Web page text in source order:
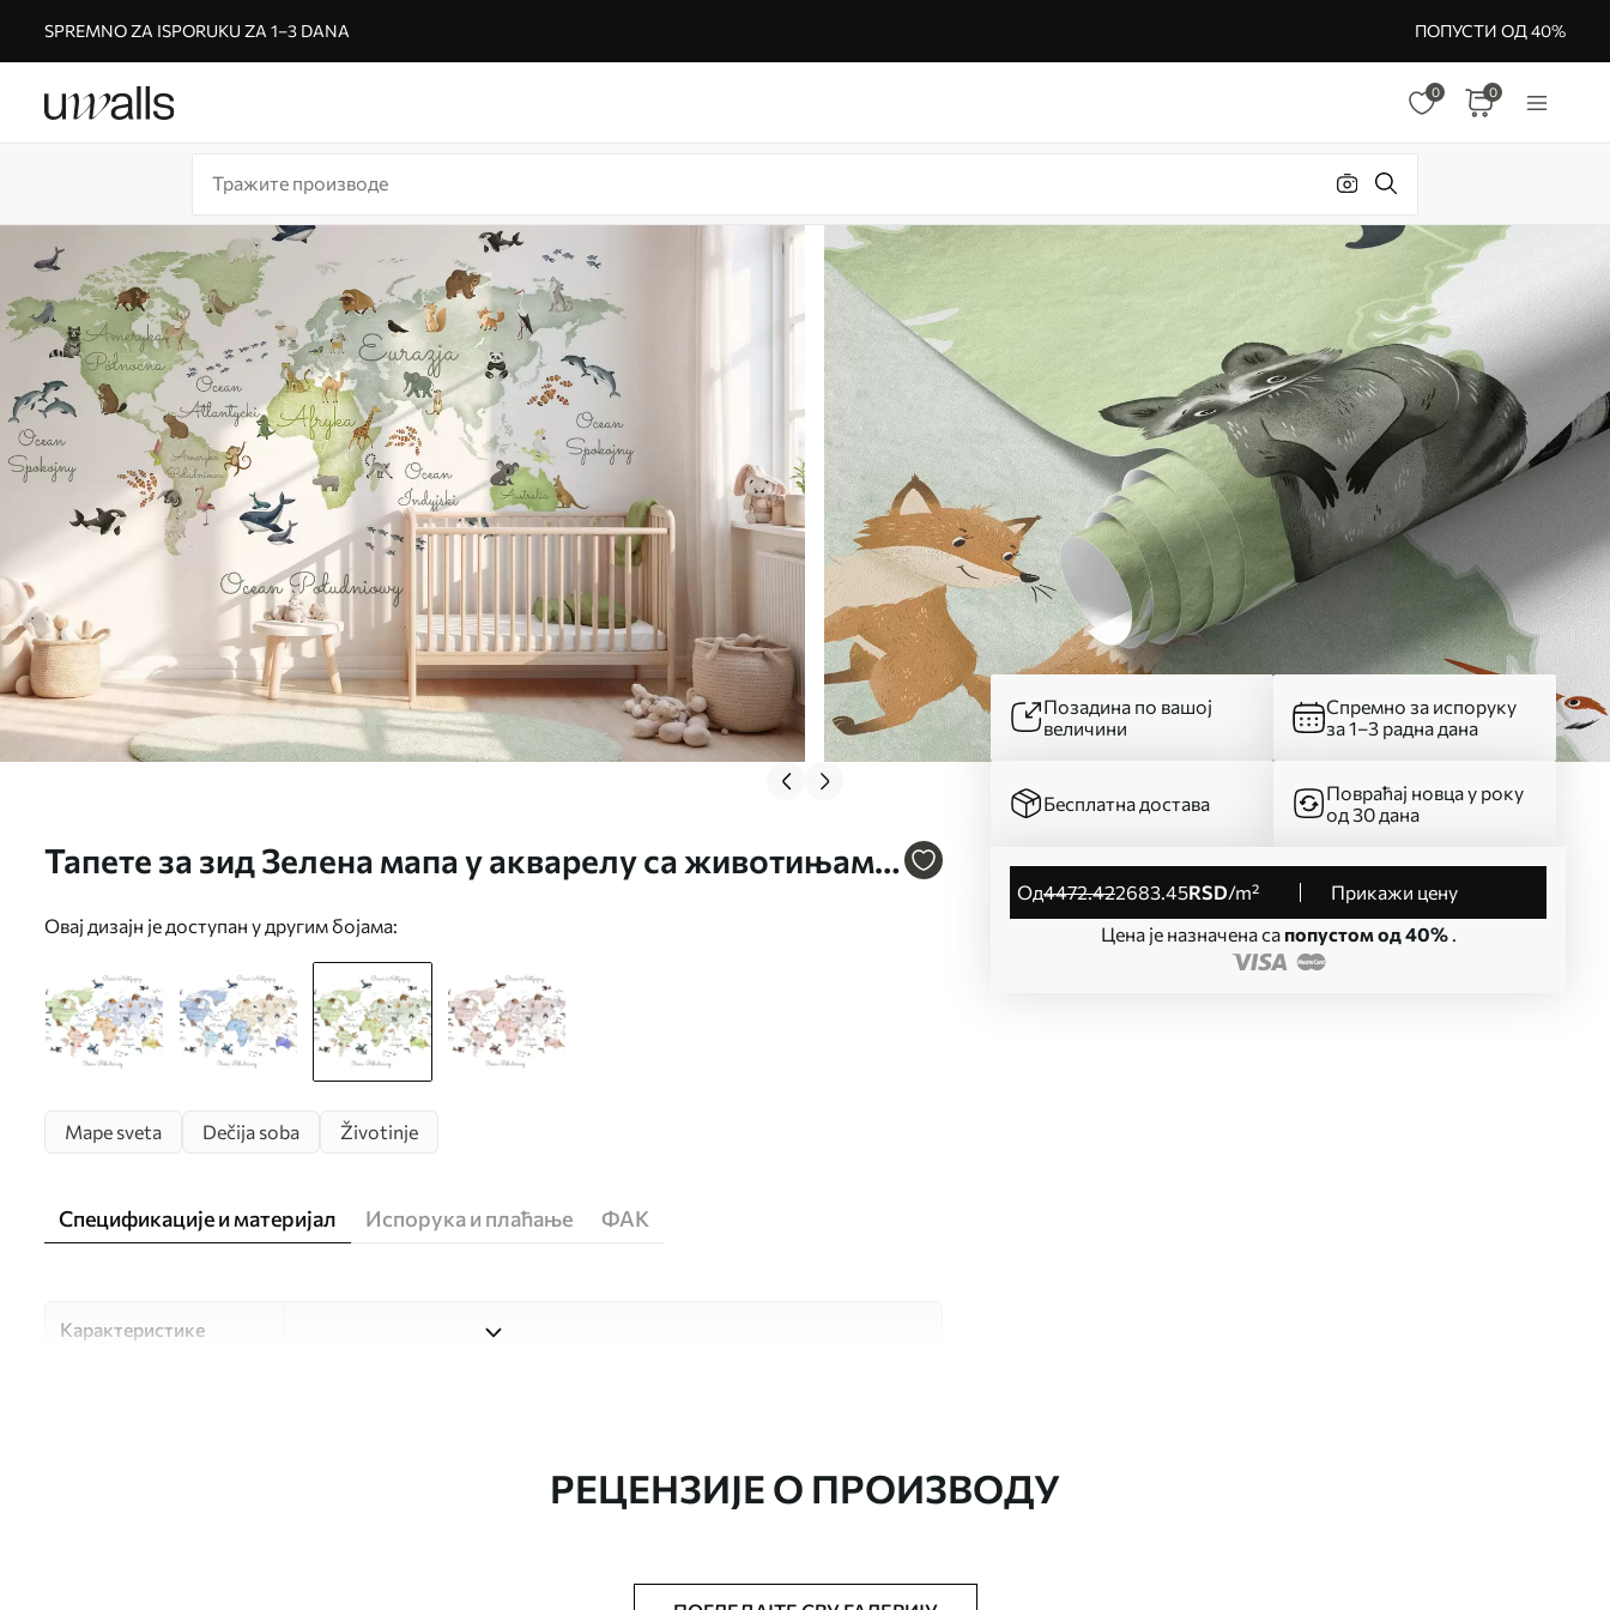
SPREMNO ZA ISPORUKU ZA 1–3 DANA ПОПУСТИ ОД 40%
0 0
Тапете за зид Зелена мапа у акварелу са животињама.
Овај дизајн је доступан у другим бојама:
Позадина по вашој
величини
Спремно за испоруку
за 1–3 радна дана
Бесплатна достава
Повраћај новца у року
од 30 дана
од4472.422683.45RSD/m²
Прикажи цену
Цена је назначена са попустом од 40%.
Mape sveta Dečija soba Životinje
Спецификације и материјал Испорука и плаћање ФАК
Карактеристике
РЕЦЕНЗИЈЕ О ПРОИЗВОДУ